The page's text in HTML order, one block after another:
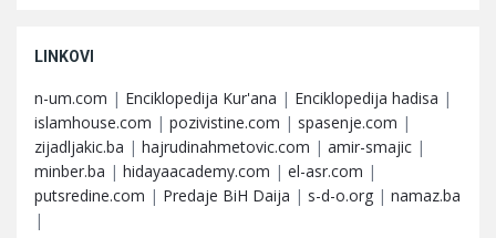
LINKOVI
n-um.com | Enciklopedija Kur'ana | Enciklopedija hadisa |
islamhouse.com | pozivistine.com | spasenje.com |
zijadljakic.ba | hajrudinahmetovic.com | amir-smajic |
minber.ba | hidayaacademy.com | el-asr.com |
putsredine.com | Predaje BiH Daija | s-d-o.org | namaz.ba
|